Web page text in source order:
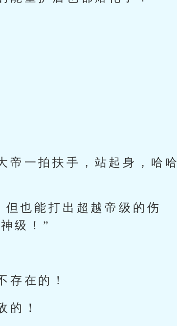
帝一拍扶手，站起身，哈哈
也能打出超越帝级的伤
级！”
存在的！
的！